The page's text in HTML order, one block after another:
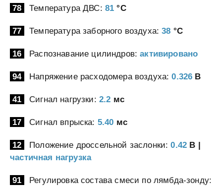
78 Температура ДВС: 81 °C
77 Температура заборного воздуха:38 °C
16 Распознавание цилиндров:активировано
94 Напряжение расходомера воздуха:0.326 В
41 Сигнал нагрузки: 2.2 мс
17 Сигнал впрыска: 5.40 мс
12 Положение дроссельной заслонки:0.42 В |
частичная нагрузка
91
Регулировка состава смеси по лямбда-зонду: